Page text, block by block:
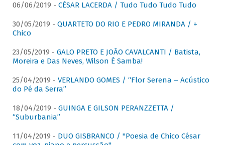
06/06/2019 - CÉSAR LACERDA / Tudo Tudo Tudo Tudo
30/05/2019 - QUARTETO DO RIO E PEDRO MIRANDA / +
Chico
23/05/2019 - GALO PRETO E JOÃO CAVALCANTI / Batista,
Moreira e Das Neves, Wilson É Samba!
25/04/2019 - VERLANDO GOMES / “Flor Serena – Acústico
do Pé da Serra”
18/04/2019 - GUINGA E GILSON PERANZZETTA /
“Suburbania”
11/04/2019 - DUO GISBRANCO / "Poesia de Chico César